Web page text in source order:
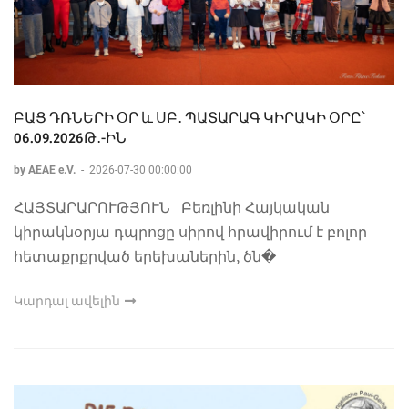
ԲԱՑ ԴՌՆԵՐԻ ՕՐ և ՍԲ․ ՊԱՏԱՐԱԳ ԿԻՐԱԿԻ ՕՐԸ՝
06.09.2026Թ․-ԻՆ
by AEAE e.V. - 2026-07-30 00:00:00
ՀԱՅՏԱՐԱՐՈՒԹՅՈՒՆ Բեռլինի Հայկական
կիրակնօրյա դպրոցը սիրով հրավիրում է բոլոր
հետաքրքրված երեխաներին, ծն�
Կարդալ ավելին